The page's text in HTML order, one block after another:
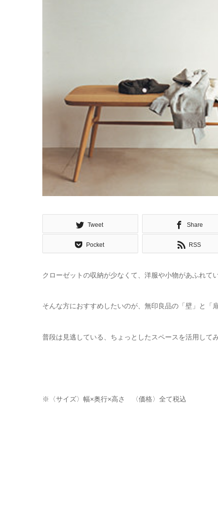
Tweet Share
Pocket RSS
クローゼットの収納が少なくて、洋服や小物があふれて
そんな方におすすめしたいのが、無印良品の「壁」と「
普段は見逃している、ちょっとしたスペースを活用して
※〈サイズ〉幅×奥行×高さ 〈価格〉全て税込